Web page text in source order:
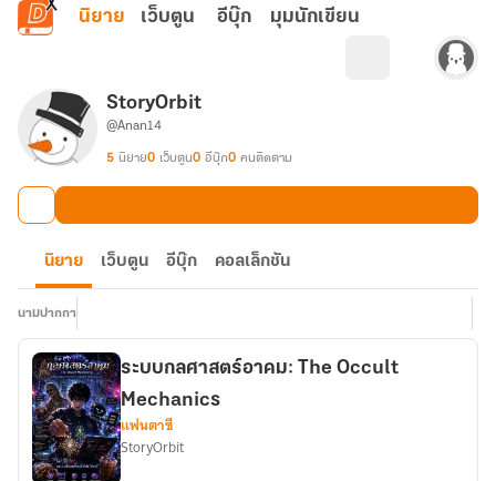
ข้ามไปยังเนื้อหาหลัก
นิยาย เว็บตูน อีบุ๊ก มุมนักเขียน
StoryOrbit
@Anan14
5 นิยาย0 เว็บตูน0 อีบุ๊ก0 คนติดตาม
นิยาย เว็บตูน อีบุ๊ก คอลเล็กชัน
นามปากกา
ระบบกลศาสตร์อาคม: The Occult
Mechanics
แฟนตาซี
StoryOrbit